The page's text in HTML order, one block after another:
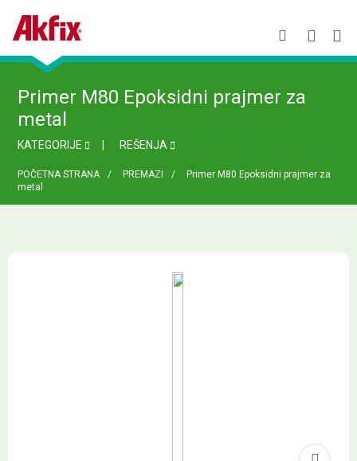
Primer M80 Epoksidni prajmer za
metal
KATEGORIJE REŠENJA
POČETNA STRANA PREMAZI
Primer M80 Epoksidni prajmer za
metal